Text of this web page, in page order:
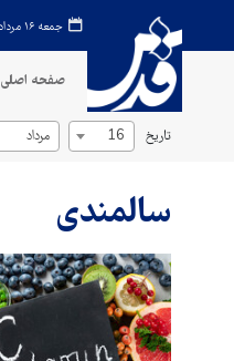
جمعه ۱۶ مرداد ۱۴۰۵
صفحه اصلی
تاریخ 16 مرداد
سالمندی